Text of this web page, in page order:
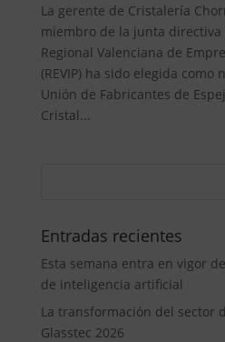
La gerente de Cristalería
miembro de la junta directiva
Regional Valenciana de
(REVIP) ha sido elegida
Unión de Fabricantes de
Cristal...
Entradas recientes
Esta semana entra en vigor
de inteligencia artificial
La transformación del sector
Glasstec 2026